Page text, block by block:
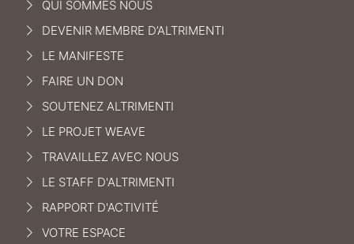
QUI SOMMES NOUS
DEVENIR MEMBRE D’ALTRIMENTI
LE MANIFESTE
FAIRE UN DON
SOUTENEZ ALTRIMENTI
LE PROJET WEAVE
TRAVAILLEZ AVEC NOUS
LE STAFF D'ALTRIMENTI
RAPPORT D'ACTIVITÉ
VOTRE ESPACE